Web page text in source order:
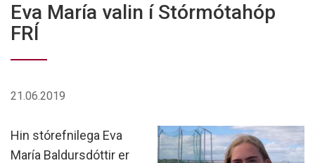
Eva María valin í Stórmótahóp
FRÍ
21.06.2019
Hin stórefnilega Eva
María Baldursdóttir er